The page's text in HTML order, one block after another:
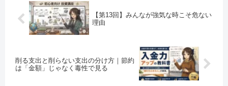
【第13回】みんなが強気な時こそ危ない
理由
削る支出と削らない支出の分け方｜節約
は「金額」じゃなく毒性で見る